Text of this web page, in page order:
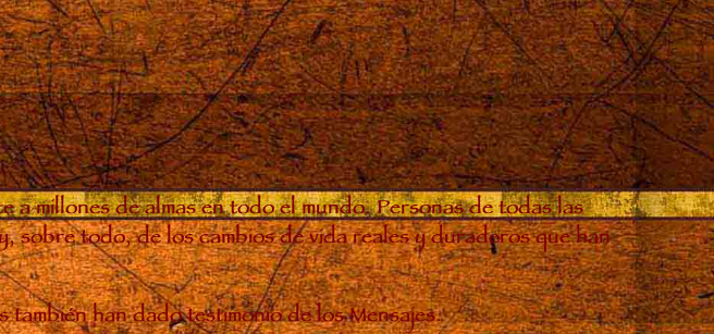
millones de almas en todo el mundo. Personas de todas las
sobre todo, de los cambios de vida reales y duraderos que han
han dado testimonio de los Mensajes.